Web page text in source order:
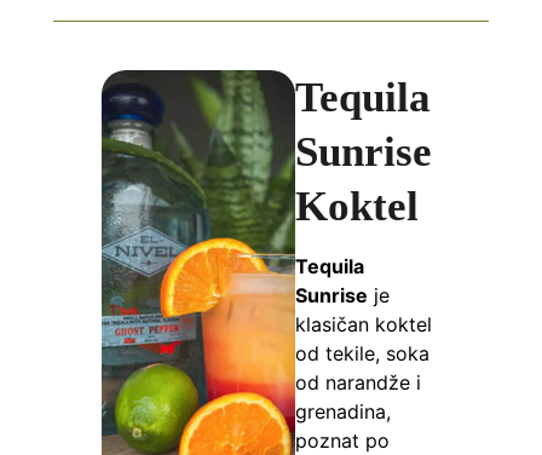
Tequila
Sunrise
Koktel
Tequila
Sunrise je
klasičan koktel
od tekile, soka
od narandže i
grenadina,
poznat po